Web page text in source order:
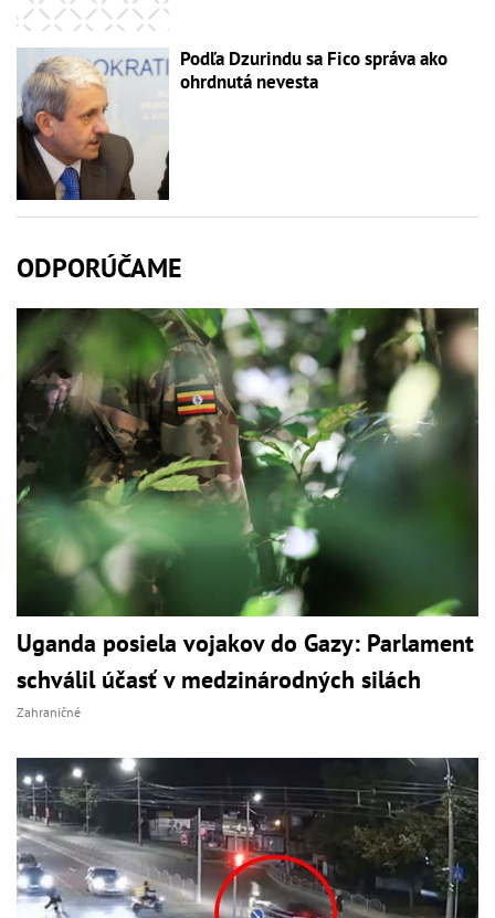
Podľa Dzurindu sa Fico správa ako
ohrdnutá nevesta
ODPORÚČAME
Uganda posiela vojakov do Gazy: Parlament
schválil účasť v medzinárodných silách
Zahraničné